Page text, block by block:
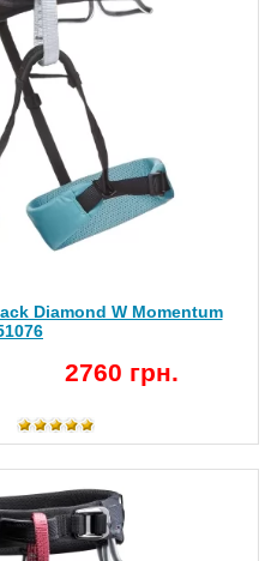
Diamond W Momentum
2760 грн.